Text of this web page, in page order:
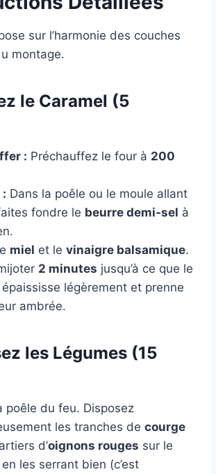
sur l’harmonie des couches
montage.
le Caramel (5
: Préchauffez le four à 200
Dans la poêle ou le moule allant
fondre le beurre demi-sel à
miel et le vinaigre balsamique.
2 minutes jusqu’à ce que le
légèrement et prenne
ambrée.
les Légumes (15
poêle du feu. Disposez
les tranches de courge
d’oignons rouges sur le
les serrant bien (c’est